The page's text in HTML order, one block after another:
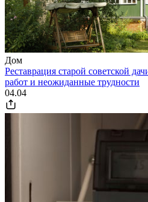
Дом
Реставрация старой советской
работ и неожиданные трудности
04.04